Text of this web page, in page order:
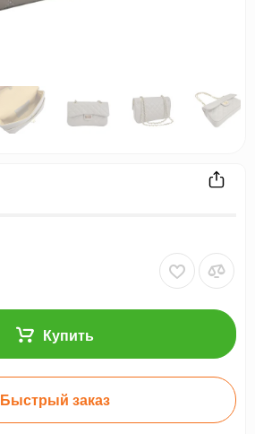
Купить
Быстрый заказ